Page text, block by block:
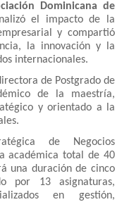
Dominicana de
el impacto de la
y compartió
la innovación y la
internacionales.
de Postgrado de
de la maestría,
y orientado a la
de Negocios
académica total de 40
una duración de cinco
por 13 asignaturas,
en gestión,